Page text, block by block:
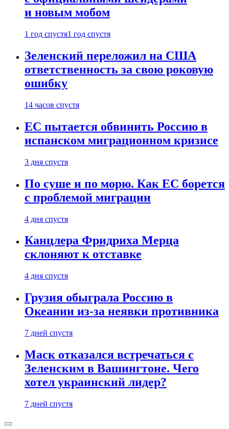
и новым мобом
1 год спустя1 год спустя
Зеленский переложил на США
ответственность за свою роковую
ошибку
14 часов спустя
ЕС пытается обвинить Россию в
испанском миграционном кризисе
3 дня спустя
По суше и по морю. Как ЕС борется
с проблемой миграции
4 дня спустя
Канцлера Фридриха Мерца
склоняют к отставке
4 дня спустя
Грузия обыграла Россию в
Океании из-за неявки противника
7 дней спустя
Маск отказался встречаться с
Зеленским в Вашингтоне. Чего
хотел украинский лидер?
7 дней спустя